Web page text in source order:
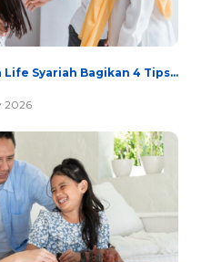
Syariah Bagikan 4 Tips...
2026